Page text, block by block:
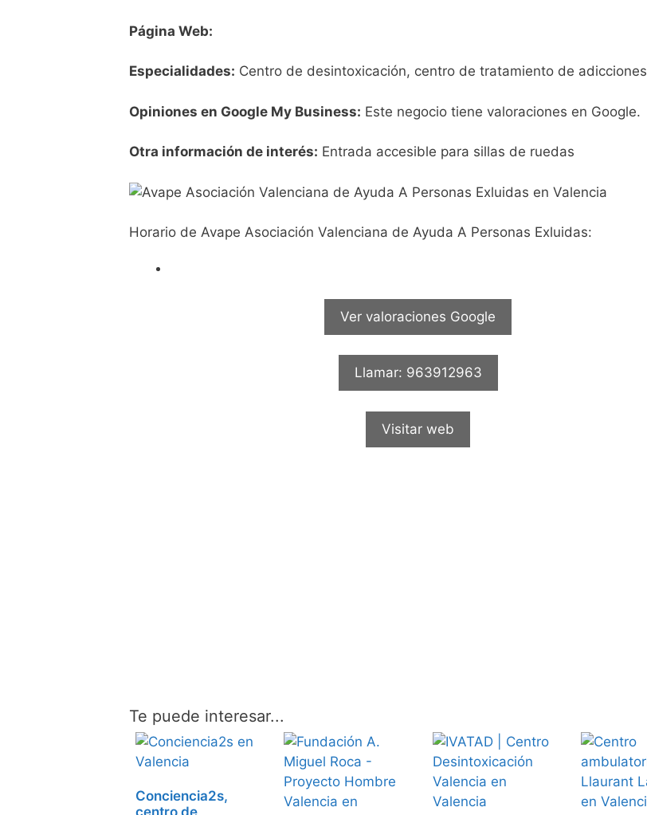
Página Web:
Especialidades: Centro de desintoxicación, centro de tratamiento de adicciones
Opiniones en Google My Business: Este negocio tiene valoraciones en Google.
Otra información de interés: Entrada accesible para sillas de ruedas
Horario de Avape Asociación Valenciana de Ayuda A Personas Exluidas:
Ver valoraciones Google
Llamar: 963912963
Visitar web
Te puede interesar...
Conciencia2s,